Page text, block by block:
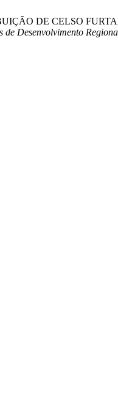
DE CELSO
de Desenvolvimento